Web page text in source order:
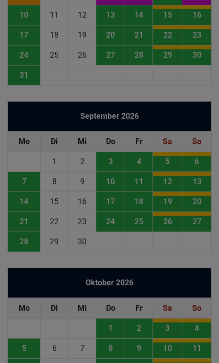
10 11 12 13 14 15 16
17 18 19 20 21 22 23
24 25 26 27 28 29 30
31
September 2026
Mo Di Mi Do Fr Sa So
1 2 3 4 5 6
7 8 9 10 11 12 13
14 15 16 17 18 19 20
21 22 23 24 25 26 27
28 29 30
Oktober 2026
Mo Di Mi Do Fr Sa So
1 2 3 4
5 6 7 8 9 10 11